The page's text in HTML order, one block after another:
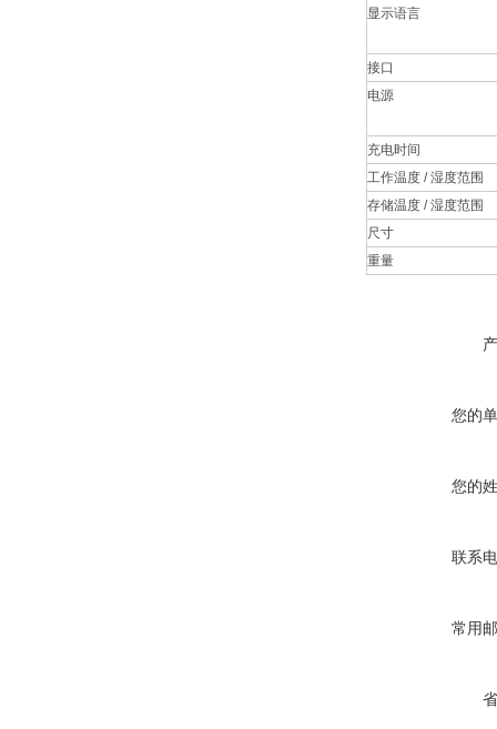
显示语言
接口
电源
充电时间
工作温度 / 湿度范围
存储温度 / 湿度范围
尺寸
重量
您的
您的
联系
常用